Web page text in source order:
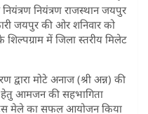
नियंत्रण राजस्थान जयपुर
जयपुर की ओर शनिवार को
में जिला स्तरीय मिलेट
द्वारा मोटे अनाज (श्री अन्न) की
हेतु आमजन की सहभागिता
मेले का सफल आयोजन किया